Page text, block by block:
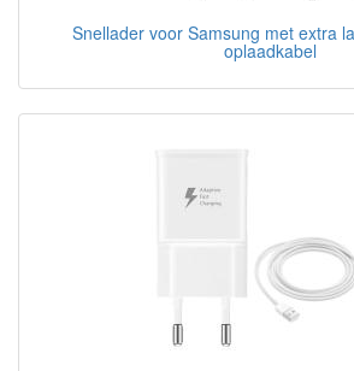
Snellader voor Samsung met extra
oplaadkabel